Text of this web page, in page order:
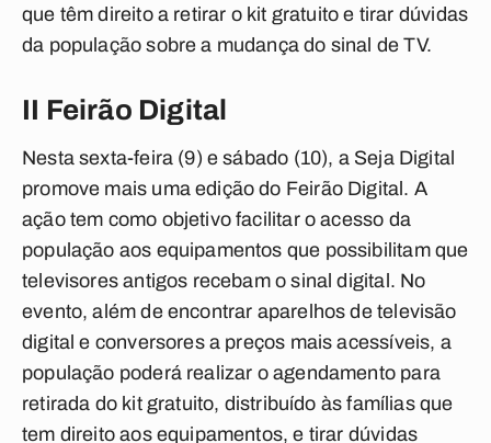
que têm direito a retirar o kit gratuito e tirar dúvidas
da população sobre a mudança do sinal de TV.
II Feirão Digital
Nesta sexta-feira (9) e sábado (10), a Seja Digital
promove mais uma edição do Feirão Digital. A
ação tem como objetivo facilitar o acesso da
população aos equipamentos que possibilitam que
televisores antigos recebam o sinal digital. No
evento, além de encontrar aparelhos de televisão
digital e conversores a preços mais acessíveis, a
população poderá realizar o agendamento para
retirada do kit gratuito, distribuído às famílias que
tem direito aos equipamentos, e tirar dúvidas